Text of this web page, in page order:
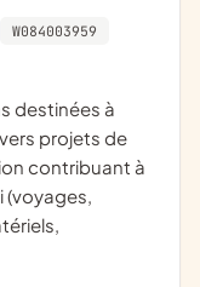
W084003959
projets de
contribuant à
(voyages,